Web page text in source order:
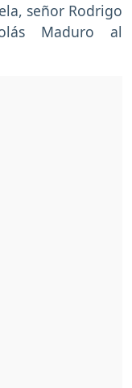
señor Rodrigo
Maduro al